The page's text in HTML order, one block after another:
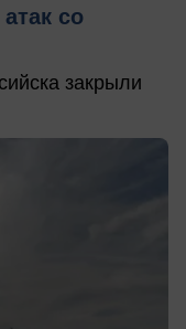
со
закрыли